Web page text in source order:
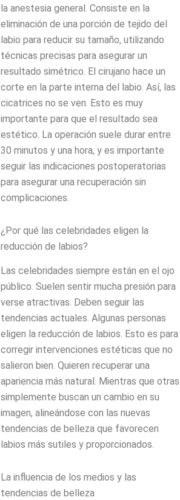
la anestesia general. Consiste en la
eliminación de una porción de tejido del
labio para reducir su tamaño, utilizando
técnicas precisas para asegurar un
resultado simétrico. El cirujano hace un
corte en la parte interna del labio. Así, las
cicatrices no se ven. Esto es muy
importante para que el resultado sea
estético. La operación suele durar entre
30 minutos y una hora, y es importante
seguir las indicaciones postoperatorias
para asegurar una recuperación sin
complicaciones.
¿Por qué las celebridades eligen la
reducción de labios?
Las celebridades siempre están en el ojo
público. Suelen sentir mucha presión para
verse atractivas. Deben seguir las
tendencias actuales. Algunas personas
eligen la reducción de labios. Esto es para
corregir intervenciones estéticas que no
salieron bien. Quieren recuperar una
apariencia más natural. Mientras que otras
simplemente buscan un cambio en su
imagen, alineándose con las nuevas
tendencias de belleza que favorecen
labios más sutiles y proporcionados.
La influencia de los medios y las
tendencias de belleza